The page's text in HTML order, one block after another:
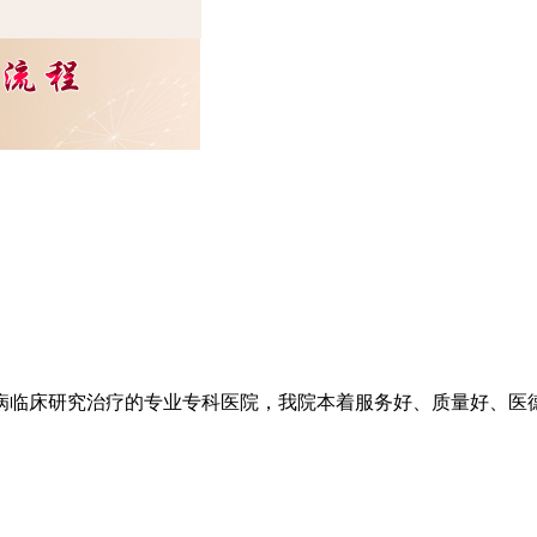
床研究治疗的专业专科医院，我院本着服务好、质量好、